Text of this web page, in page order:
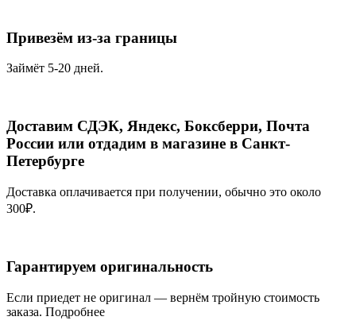
Привезём из-за границы
Займёт 5-20 дней.
Доставим СДЭК, Яндекс, Боксберри, Почта
России или отдадим в магазине в Санкт-
Петербурге
Доставка оплачивается при получении, обычно это около
300₽.
Гарантируем оригинальность
Если приедет не оригинал — вернём тройную стоимость
заказа. Подробнее